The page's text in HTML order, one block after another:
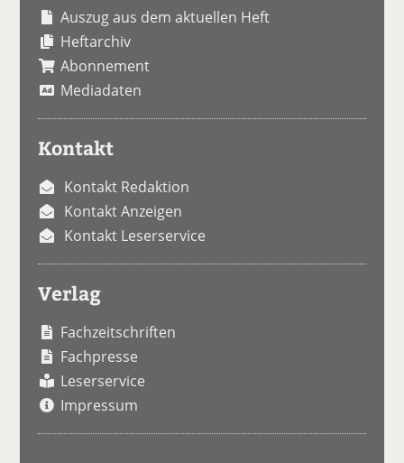
Auszug aus dem aktuellen Heft
Heftarchiv
Abonnement
Mediadaten
Kontakt
Kontakt Redaktion
Kontakt Anzeigen
Kontakt Leserservice
Verlag
Fachzeitschriften
Fachpresse
Leserservice
Impressum